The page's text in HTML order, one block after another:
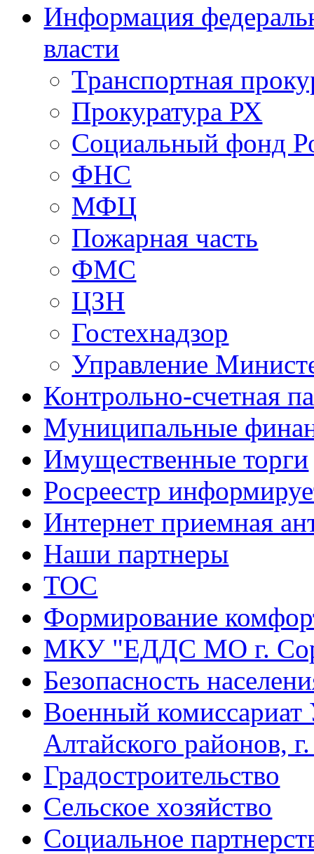
Информация
власти
Транспортная
Прокуратура РХ
Социальный фонд
ФНС
МФЦ
Пожарная часть
ФМС
ЦЗН
Гостехнадзор
Управление
Контрольно-счетная
Муниципальные
Имущественные торги
Росреестр
Интернет приемная
Наши партнеры
ТОС
Формирование
МКУ "ЕДДС МО г.
Безопасность
Военный комиссариат
Алтайского районов,
Градостроительство
Сельское хозяйство
Социальное